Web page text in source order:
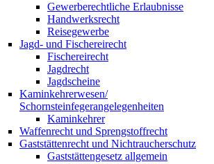
Gewerberechtliche Erlaubnisse
Handwerksrecht
Reisegewerbe
Jagd- und Fischereirecht
Fischereirecht
Jagdrecht
Jagdscheine
Kaminkehrerwesen/
Schornsteinfegerangelegenheiten
Kaminkehrer
Waffenrecht und Sprengstoffrecht
Gaststättenrecht und Nichtraucherschutz
Gaststättengesetz allgemein